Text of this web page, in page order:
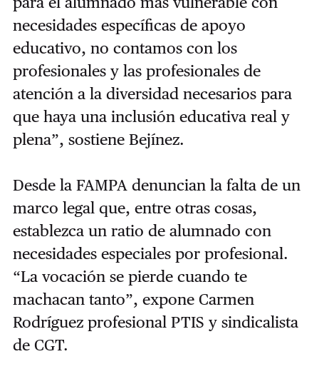
necesidades específicas de apoyo
educativo, no contamos con los
profesionales y las profesionales de
atención a la diversidad necesarios para
que haya una inclusión educativa real y
plena”, sostiene Bejínez.
Desde la FAMPA denuncian la falta de un
marco legal que, entre otras cosas,
establezca un ratio de alumnado con
necesidades especiales por profesional.
“La vocación se pierde cuando te
machacan tanto”, expone Carmen
Rodríguez profesional PTIS y sindicalista
de CGT.